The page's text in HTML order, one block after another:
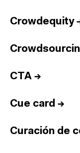
Crowdequity
CTA →
Cue card →
Curación de